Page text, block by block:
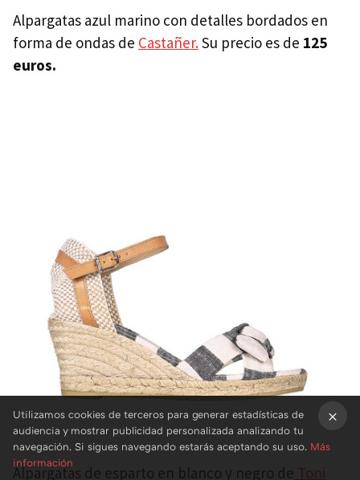
Alpargatas azul marino con detalles bordados en
forma de ondas de Castañer.Su precio es de 125
euros.
Alpargatas de esparto en blanco y negro de
Utilizamos cookies de terceros para generar estadísticas de
audiencia y mostrar publicidad personalizada analizando tu
navegación. Si sigues navegando estarás aceptando su uso. Más
información